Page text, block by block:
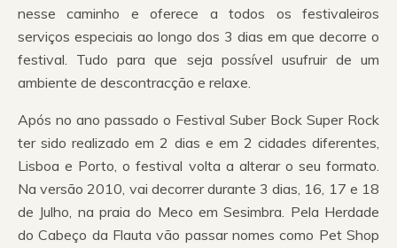
nesse caminho e oferece a todos os festivaleiros
serviços especiais ao longo dos 3 dias em que decorre o
festival. Tudo para que seja possível usufruir de um
ambiente de descontracção e relaxe.
Após no ano passado o Festival Suber Bock Super Rock
ter sido realizado em 2 dias e em 2 cidades diferentes,
Lisboa e Porto, o festival volta a alterar o seu formato.
Na versão 2010, vai decorrer durante 3 dias, 16, 17 e 18
de Julho, na praia do Meco em Sesimbra. Pela Herdade
do Cabeço da Flauta vão passar nomes como Pet Shop